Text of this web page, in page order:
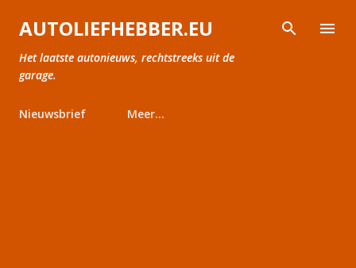
Doorgaan naar hoofdcontent
AUTOLIEFHEBBER.EU
Het laatste autonieuws, rechtstreeks uit de
garage.
Nieuwsbrief Meer…